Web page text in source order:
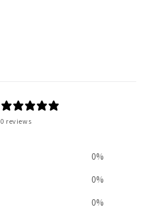
0 reviews
0%
0%
0%